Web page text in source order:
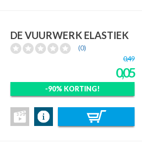
DE VUURWERK ELASTIEK
(0)
0,49
0,05
-90% KORTING!